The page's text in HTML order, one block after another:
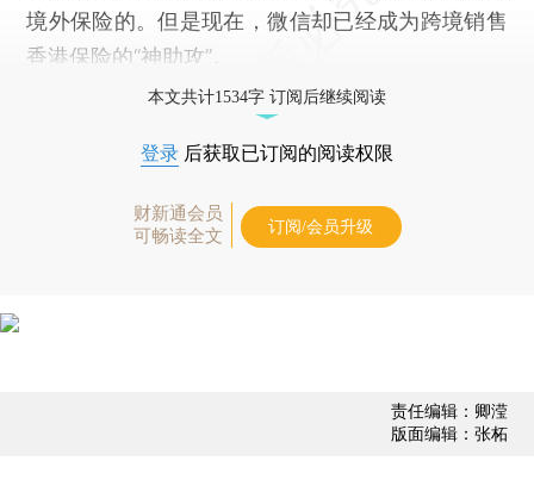
境外保险的。但是现在，微信却已经成为跨境销售
香港保险的“神助攻”。
本文共计1534字 订阅后继续阅读
登录 后获取已订阅的阅读权限
财新通会员
可畅读全文
订阅/会员升级
责任编辑：卿滢
版面编辑：张柘